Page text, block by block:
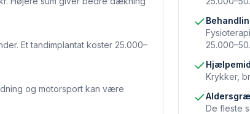
Et tandimplantat koster 25.000–
og motorsport kan være
Krykker,
De fleste